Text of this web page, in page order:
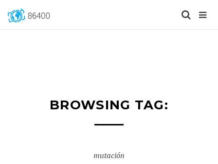
BROWSING TAG:
mutación